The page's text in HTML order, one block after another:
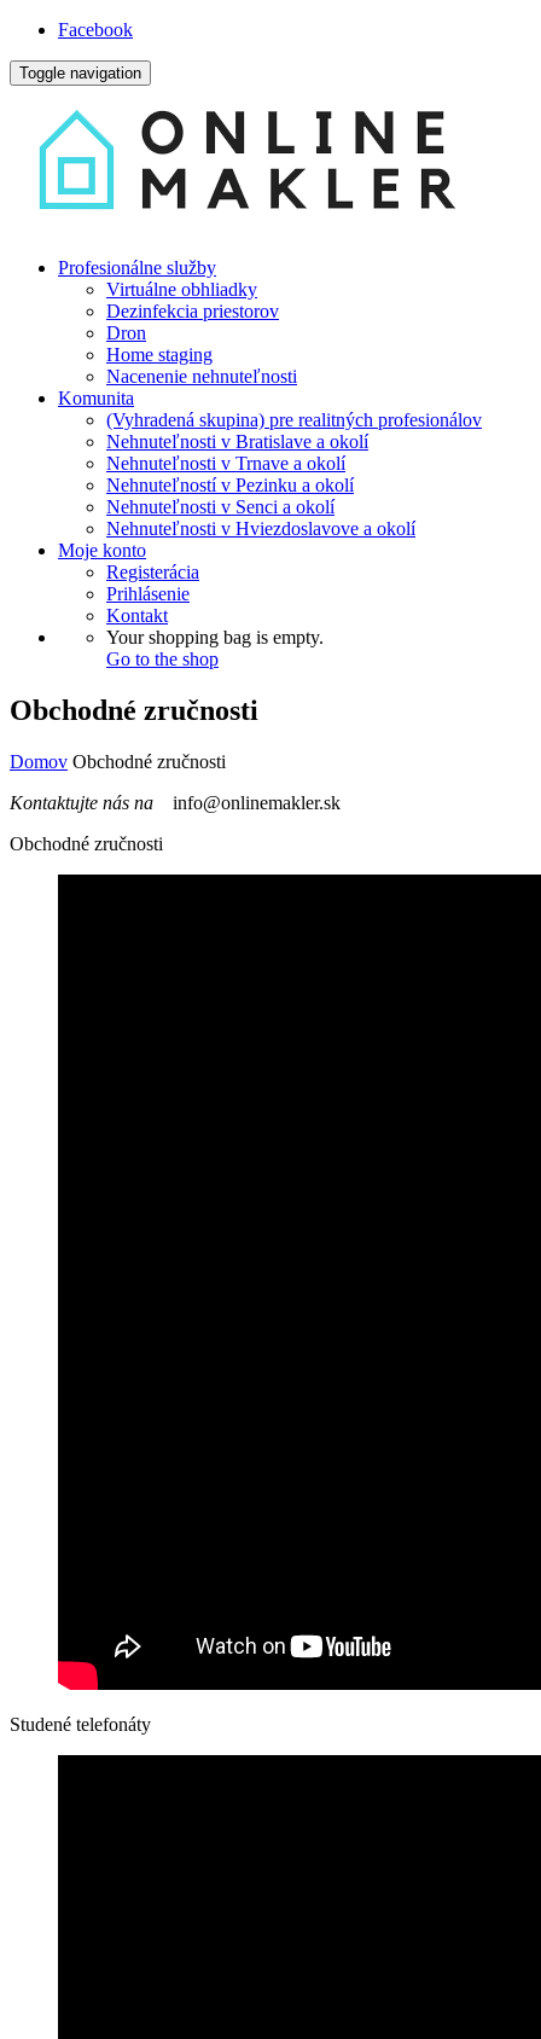
Facebook
Toggle navigation
Profesionálne služby
Virtuálne obhliadky
Dezinfekcia priestorov
Dron
Home staging
Nacenenie nehnuteľnosti
Komunita
(Vyhradená skupina) pre realitných profesionálov
Nehnuteľnosti v Bratislave a okolí
Nehnuteľnosti v Trnave a okolí
Nehnuteľností v Pezinku a okolí
Nehnuteľnosti v Senci a okolí
Nehnuteľnosti v Hviezdoslavove a okolí
Moje konto
Registerácia
Prihlásenie
Kontakt
Your shopping bag is empty.
Go to the shop
Obchodné zručnosti
Domov Obchodné zručnosti
Kontaktujte nás na
info@onlinemakler.sk
Obchodné zručnosti
Studené telefonáty